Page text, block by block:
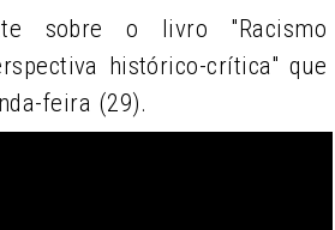
sobre o livro "Racismo
histórico-crítica" que
feira (29).